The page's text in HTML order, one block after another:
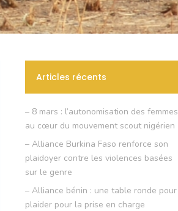
Articles récents
– 8 mars : l’autonomisation des femmes
au cœur du mouvement scout nigérien
– Alliance Burkina Faso renforce son
plaidoyer contre les violences basées
sur le genre
– Alliance bénin : une table ronde pour
plaider pour la prise en charge